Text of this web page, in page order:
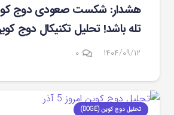
هشدار: شکست صعودی دوج
تله باشد! تحلیل تکنیکال دوج
۱۴۰۴/۰۹/۱۲ ۰
تحلیل دوج کوین (DOGE)